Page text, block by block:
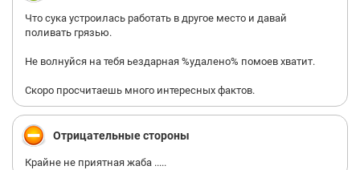
Что сука устроилась работать в другое место и давай
поливать грязью.
Не волнуйся на тебя ьездарная %удалено% помоев хватит.
Скоро просчитаешь много интересных фактов.
Отрицательные стороны
Крайне не приятная жаба .....